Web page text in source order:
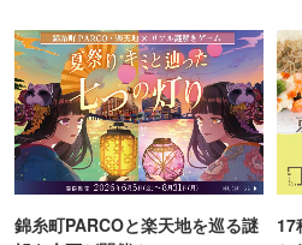
錦糸町PARCOと楽天地を巡る謎
17